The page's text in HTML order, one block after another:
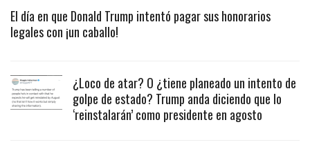
El día en que Donald Trump intentó pagar sus honorarios
legales con ¡un caballo!
¿Loco de atar? O ¿tiene planeado un intento de
golpe de estado? Trump anda diciendo que lo
‘reinstalarán’ como presidente en agosto